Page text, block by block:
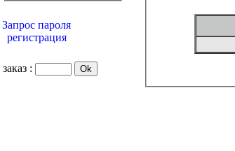
Запрос пароля
регистрация
заказ :